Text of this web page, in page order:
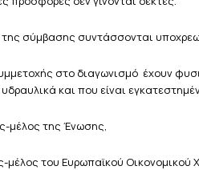
σύμβασης συντάσσονται
στο διαγωνισμό έχουν
και που είναι
μέλος της Ένωσης,
μέλος του Ευρωπαϊκού Οικονομικού